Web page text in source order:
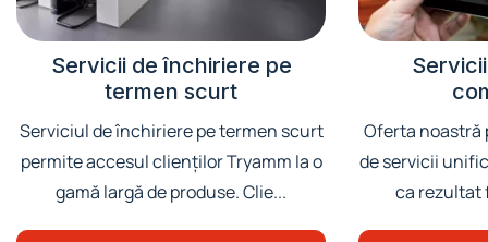
Servicii de închiriere pe
termen scurt
Serviciul de închiriere pe termen scurt
permite accesul clienților Tryamm la o
gamă largă de produse. Clie...
Oferta noastră
de servicii
ca rezultat